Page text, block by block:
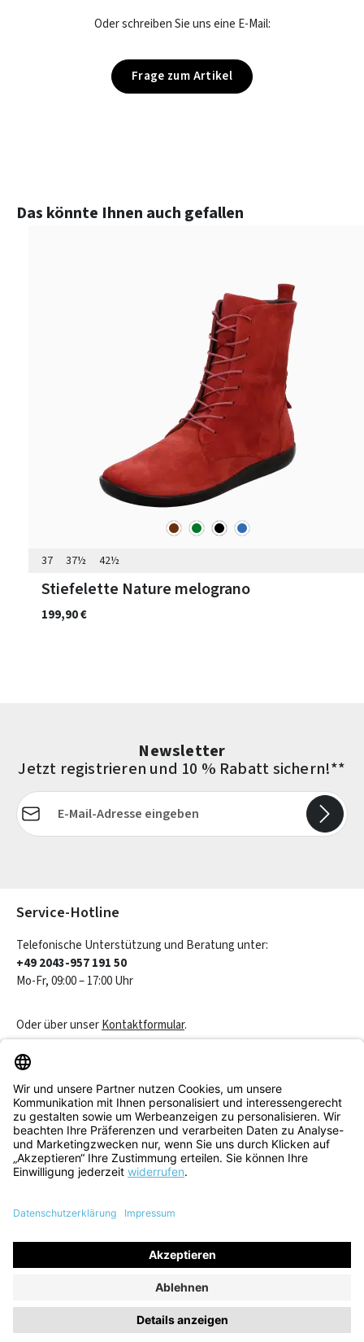
Oder schreiben Sie uns eine E-Mail:
Frage zum Artikel
Produktgalerie überspringen
Das könnte Ihnen auch gefallen
braungrün schwarz
blau
37 37½ 42½
Stiefelette Nature melograno
199,90 €
Newsletter
Jetzt registrieren und 10 % Rabatt sichern!**
E-Mail-Adresse*
Service-Hotline
Telefonische Unterstützung und Beratung unter:
+49 2043-957 191 50
Mo-Fr, 09:00 – 17:00 Uhr
Oder über unserKontaktformular.
Service & Beratung
Informationen
© 2026 Think! Store
Alle Preise inkl. gesetzl. Mehrwertsteuer zzgl.
ggf. Nachnahmegebühren, wenn nicht anders angegeben.